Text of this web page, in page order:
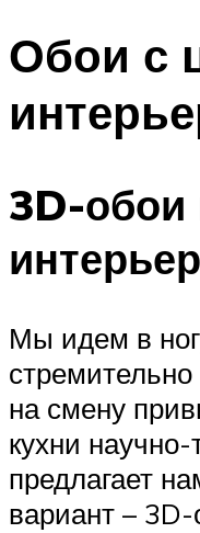
Обои с
3D-обои
Мы идем в
на смену
кухни научно-
предлагает
вариант –